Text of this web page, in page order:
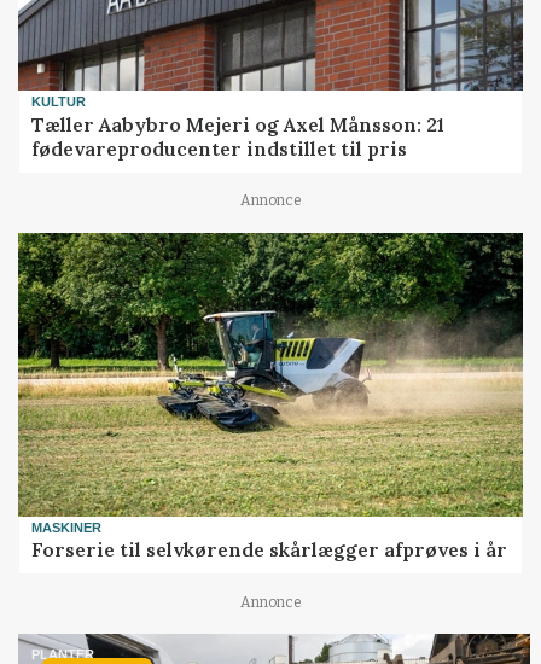
KULTUR
Tæller Aabybro Mejeri og Axel Månsson: 21
fødevareproducenter indstillet til pris
Annonce
MASKINER
Forserie til selvkørende skårlægger afprøves i år
Annonce
PLANTER